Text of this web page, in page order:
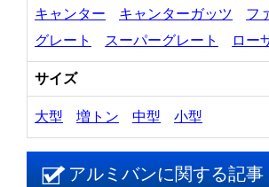
キャンター キャンターガッツ
フ
グレート
スーパーグレート ロー
サイズ
大型 増トン 中型 小型
アルミバンに関する記事